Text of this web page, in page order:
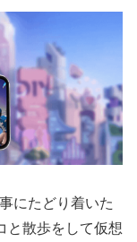
にたどり着いた
と散歩をして仮想